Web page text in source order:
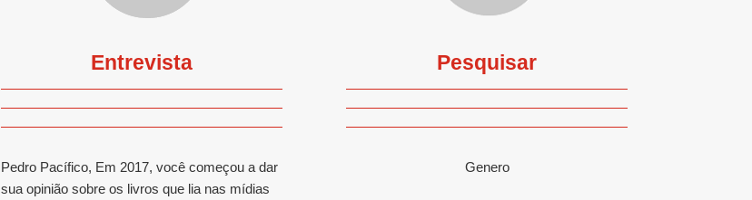
Entrevista
Pedro Pacífico, Em 2017, você começou a dar
sua opinião sobre os livros que lia nas mídias
Pesquisar
Genero